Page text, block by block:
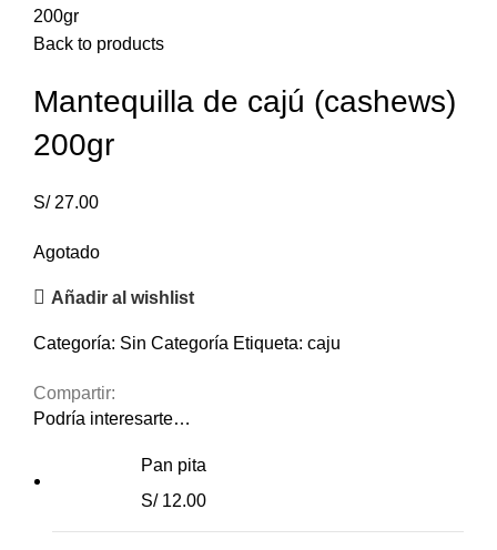
200gr
Back to products
Mantequilla de cajú (cashews)
200gr
S/27.00
Agotado
Añadir al wishlist
Categoría: Sin Categoría Etiqueta: caju
Compartir:
Podría interesarte…
Pan pita
S/12.00